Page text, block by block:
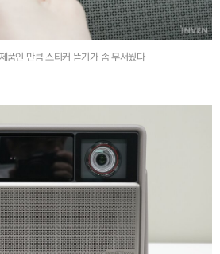
품인 만큼 스티커 뜯기가 좀 무서웠다